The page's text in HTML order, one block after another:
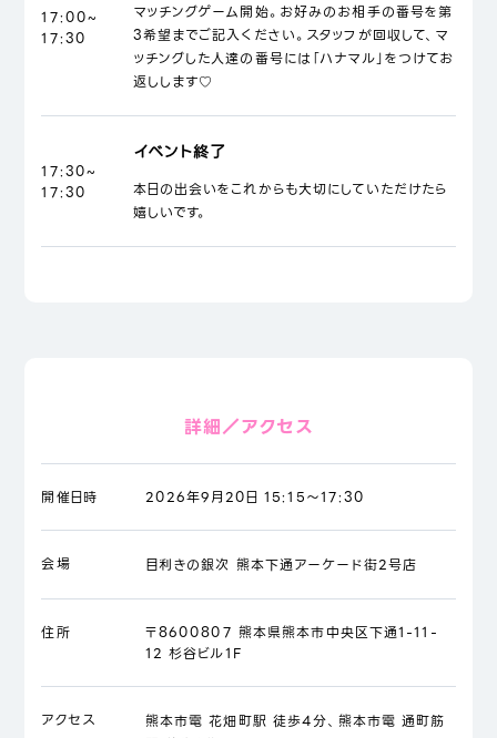
17:00~
17:30
マッチングゲーム開始。お好みのお相手の番号を第
3希望までご記入ください。スタッフが回収して、マ
ッチングした人達の番号には「ハナマル」をつけてお
返しします♡
17:30~
17:30
イベント終了
本日の出会いをこれからも大切にしていただけたら
嬉しいです。
詳細／アクセス
開催日時 2026年9月20日 15:15～17:30
会場 目利きの銀次 熊本下通アーケード街2号店
住所
〒8600807 熊本県熊本市中央区下通1-11-
12 杉谷ビル1F
アクセス
熊本市電 花畑町駅 徒歩4分、熊本市電 通町筋